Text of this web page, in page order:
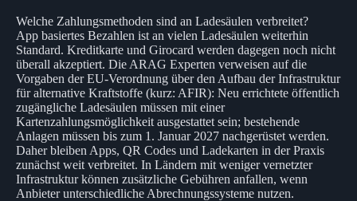
Welche Zahlungsmethoden sind an Ladesäulen verbreitet?
App basiertes Bezahlen ist an vielen Ladesäulen weiterhin
Standard. Kreditkarte und Girocard werden dagegen noch nicht
überall akzeptiert. Die ARAG Experten verweisen auf die
Vorgaben der EU-Verordnung über den Aufbau der Infrastruktur
für alternative Kraftstoffe (kurz: AFIR): Neu errichtete öffentlich
zugängliche Ladesäulen müssen mit einer
Kartenzahlungsmöglichkeit ausgestattet sein; bestehende
Anlagen müssen bis zum 1. Januar 2027 nachgerüstet werden.
Daher bleiben Apps, QR Codes und Ladekarten in der Praxis
zunächst weit verbreitet. In Ländern mit weniger vernetzter
Infrastruktur können zusätzliche Gebühren anfallen, wenn
Anbieter unterschiedliche Abrechnungssysteme nutzen.